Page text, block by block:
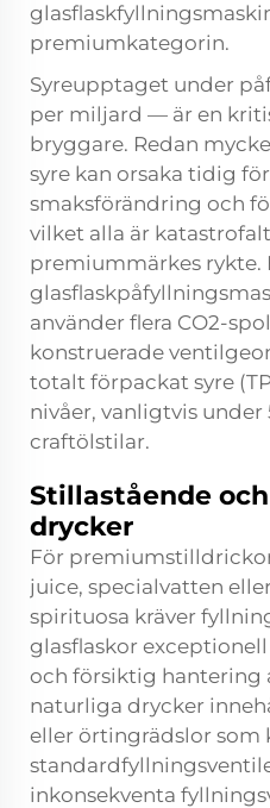
premiumkategorin.
Syreupptaget under
per miljard — är en
bryggare. Redan
syre kan orsaka tidig
smaksförändring och
vilket alla är
premiummärkes rykte.
använder flera CO2-
konstruerade
totalt förpackat syre
nivåer, vanligtvis
craftölstilar.
Stillastående
drycker
För
juice, specialvatten
spirituosa kräver
glasflaskor
och försiktig hantering
naturliga drycker
eller örtingrädslor som
inkonsekventa